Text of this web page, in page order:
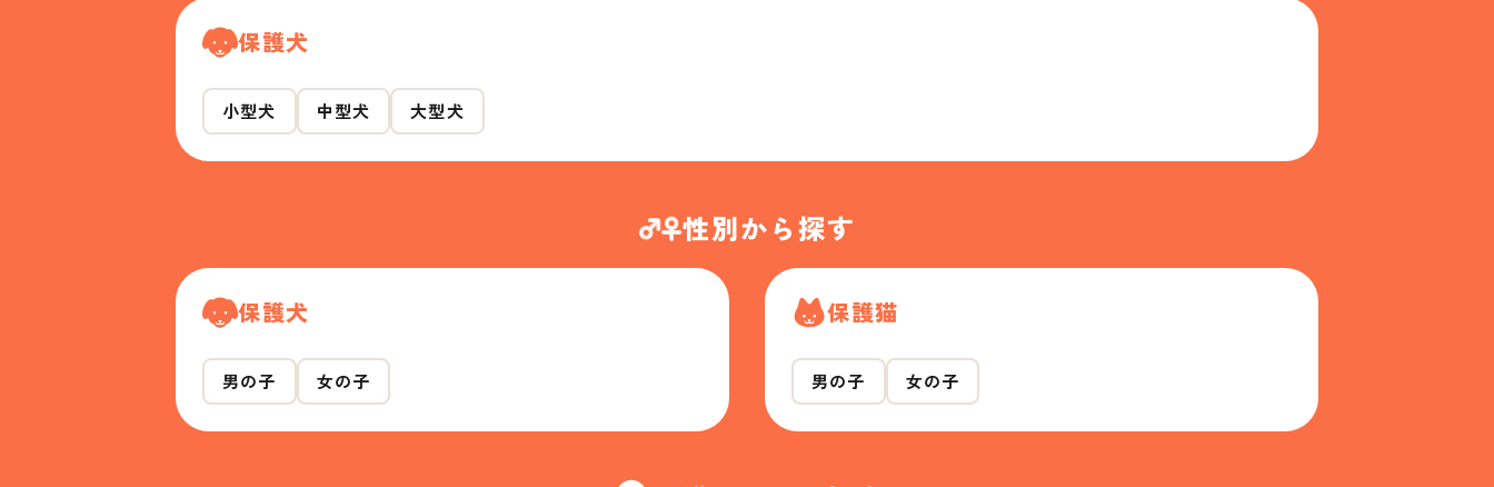
保護犬
小型犬 中型犬 大型犬
性別から探す
保護犬
男の子 女の子
保護猫
男の子 女の子